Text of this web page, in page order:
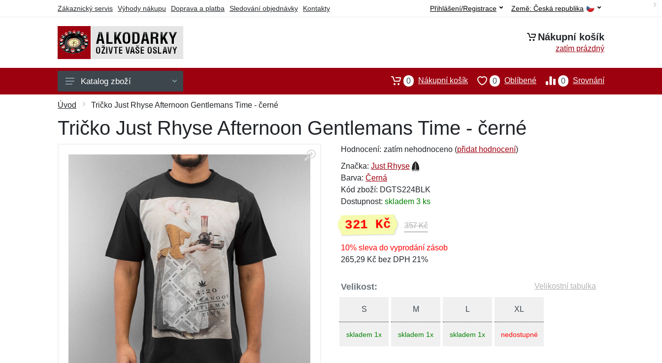
Zákaznický servis Výhody nákupu Doprava a platba Sledování objednávky Kontakty Země: Česká republika
Přihlášení/Registrace
Nákupní košík
zatím prázdný
Na hraní
Na party
Na sebe
Dárkové poukazy
Katalog zboží 0 Srovnání
0 Oblíbené
0 Nákupní košík
Úvod Tričko Just Rhyse Afternoon Gentlemans Time - černé
Tričko Just Rhyse Afternoon Gentlemans Time - černé
Hodnocení: zatím nehodnoceno (přidat hodnocení)
Značka: Just Rhyse
Barva: Černá
Kód zboží: DGTS224BLK
Dostupnost: skladem 3 ks
321 Kč 357 Kč
10% sleva do vyprodání zásob
265,29 Kč bez DPH 21%
Velikost: Velikostní tabulka
S
skladem 1x
M
skladem 1x
L
skladem 1x
XL
nedostupné